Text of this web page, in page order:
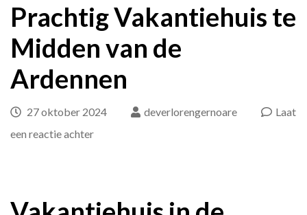
Prachtig Vakantiehuis te
Midden van de
Ardennen
27 oktober 2024 deverlorengernoare
Laat
een reactie achterop
te